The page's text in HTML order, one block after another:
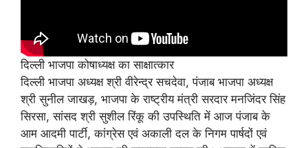
दिल्ली भाजपा कोषाध्यक्ष का साक्षात्कार
दिल्ली भाजपा अध्यक्ष श्री वीरेन्द्र सचदेवा, पंजाब भाजपा अध्यक्ष
श्री सुनील जाखड़, भाजपा के राष्ट्रीय मंत्री सरदार मनजिंदर सिंह
सिरसा, सांसद श्री सुशील रिंकू की उपस्थिति में आज पंजाब के
आम आदमी पार्टी, कांग्रेस एवं अकाली दल के निगम पार्षदों एवं